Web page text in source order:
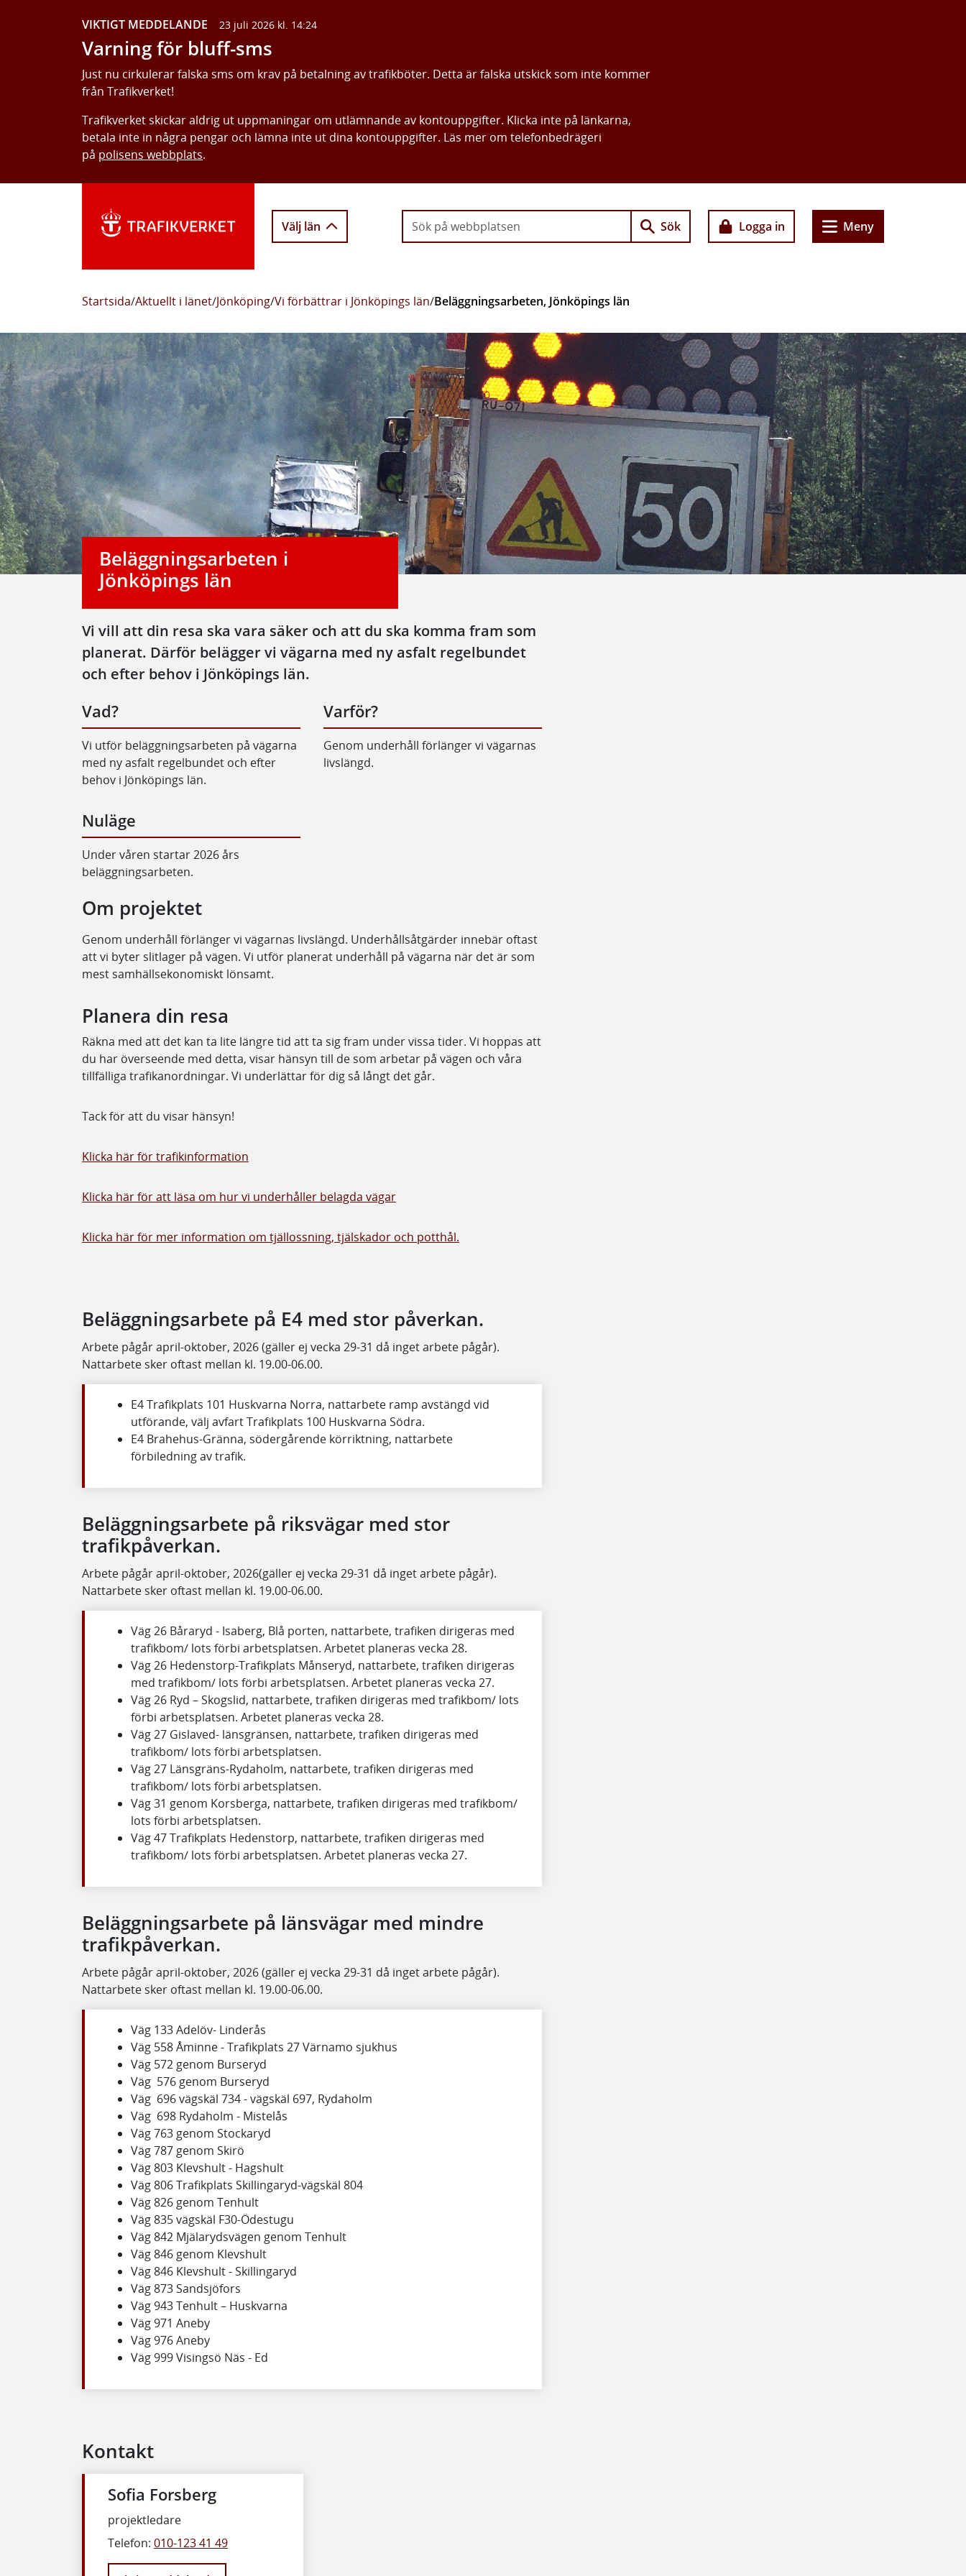
VIKTIGT MEDDELANDE 23 juli 2026 kl. 14:24
Varning för bluff-sms
Just nu cirkulerar falska sms om krav på betalning av trafikböter. Detta är falska utskick som inte kommer
från Trafikverket!
Trafikverket skickar aldrig ut uppmaningar om utlämnande av kontouppgifter. Klicka inte på länkarna,
betala inte in några pengar och lämna inte ut dina kontouppgifter. Läs mer om telefonbedrägeri
på polisens webbplats.
Välj län Sök Logga in Meny
Startsida/Aktuellt i länet/Jönköping/Vi förbättrar i Jönköpings län/Beläggningsarbeten, Jönköpings län
Beläggningsarbeten i
Jönköpings län
Vi vill att din resa ska vara säker och att du ska komma fram som
planerat. Därför belägger vi vägarna med ny asfalt regelbundet
och efter behov i Jönköpings län.
Vad?
Vi utför beläggningsarbeten på vägarna
med ny asfalt regelbundet och efter
behov i Jönköpings län.
Varför?
Genom underhåll förlänger vi vägarnas
livslängd.
Nuläge
Under våren startar 2026 års
beläggningsarbeten.
Om projektet
Genom underhåll förlänger vi vägarnas livslängd. Underhållsåtgärder innebär oftast
att vi byter slitlager på vägen. Vi utför planerat underhåll på vägarna när det är som
mest samhällsekonomiskt lönsamt.
Planera din resa
Räkna med att det kan ta lite längre tid att ta sig fram under vissa tider. Vi hoppas att
du har överseende med detta, visar hänsyn till de som arbetar på vägen och våra
tillfälliga trafikanordningar. Vi underlättar för dig så långt det går.
Tack för att du visar hänsyn!
Klicka här för trafikinformation
Klicka här för att läsa om hur vi underhåller belagda vägar
Klicka här för mer information om tjällossning, tjälskador och potthål.
Beläggningsarbete på E4 med stor påverkan.
Arbete pågår april-oktober, 2026 (gäller ej vecka 29-31 då inget arbete pågår).
Nattarbete sker oftast mellan kl. 19.00-06.00.
E4 Trafikplats 101 Huskvarna Norra, nattarbete ramp avstängd vid
utförande, välj avfart Trafikplats 100 Huskvarna Södra.
E4 Brahehus-Gränna, södergårende körriktning, nattarbete
förbiledning av trafik.
Beläggningsarbete på riksvägar med stor
trafikpåverkan.
Arbete pågår april-oktober, 2026(gäller ej vecka 29-31 då inget arbete pågår).
Nattarbete sker oftast mellan kl. 19.00-06.00.
Väg 26 Båraryd - Isaberg, Blå porten, nattarbete, trafiken dirigeras med
trafikbom/ lots förbi arbetsplatsen. Arbetet planeras vecka 28.
Väg 26 Hedenstorp-Trafikplats Månseryd, nattarbete, trafiken dirigeras
med trafikbom/ lots förbi arbetsplatsen. Arbetet planeras vecka 27.
Väg 26 Ryd – Skogslid, nattarbete, trafiken dirigeras med trafikbom/ lots
förbi arbetsplatsen. Arbetet planeras vecka 28.
Väg 27 Gislaved- länsgränsen, nattarbete, trafiken dirigeras med
trafikbom/ lots förbi arbetsplatsen.
Väg 27 Länsgräns-Rydaholm, nattarbete, trafiken dirigeras med
trafikbom/ lots förbi arbetsplatsen.
Väg 31 genom Korsberga, nattarbete, trafiken dirigeras med trafikbom/
lots förbi arbetsplatsen.
Väg 47 Trafikplats Hedenstorp, nattarbete, trafiken dirigeras med
trafikbom/ lots förbi arbetsplatsen. Arbetet planeras vecka 27.
Beläggningsarbete på länsvägar med mindre
trafikpåverkan.
Arbete pågår april-oktober, 2026 (gäller ej vecka 29-31 då inget arbete pågår).
Nattarbete sker oftast mellan kl. 19.00-06.00.
Väg 133 Adelöv- Linderås
Väg 558 Åminne - Trafikplats 27 Värnamo sjukhus
Väg 572 genom Burseryd
Väg 576 genom Burseryd
Väg 696 vägskäl 734 - vägskäl 697, Rydaholm
Väg 698 Rydaholm - Mistelås
Väg 763 genom Stockaryd
Väg 787 genom Skirö
Väg 803 Klevshult - Hagshult
Väg 806 Trafikplats Skillingaryd-vägskäl 804
Väg 826 genom Tenhult
Väg 835 vägskäl F30-Ödestugu
Väg 842 Mjälarydsvägen genom Tenhult
Väg 846 genom Klevshult
Väg 846 Klevshult - Skillingaryd
Väg 873 Sandsjöfors
Väg 943 Tenhult – Huskvarna
Väg 971 Aneby
Väg 976 Aneby
Väg 999 Visingsö Näs - Ed
Kontakt
Sofia Forsberg
projektledare
Telefon: 010-123 41 49